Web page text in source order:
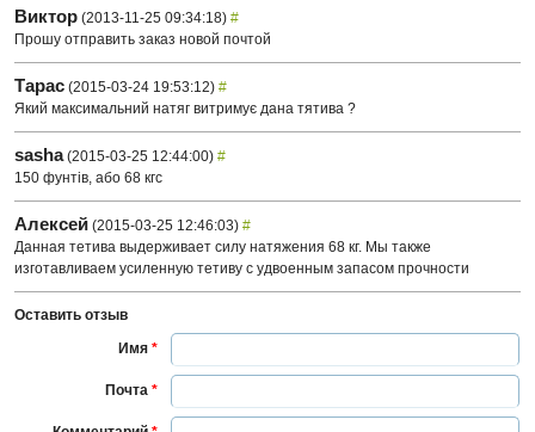
Виктор (2013-11-25 09:34:18) #
Прошу отправить заказ новой почтой
Тарас (2015-03-24 19:53:12) #
Який максимальний натяг витримує дана тятива ?
sasha (2015-03-25 12:44:00) #
150 фунтів, або 68 кгс
Алексей (2015-03-25 12:46:03) #
Данная тетива выдерживает силу натяжения 68 кг. Мы также
изготавливаем усиленную тетиву с удвоенным запасом прочности
Оставить отзыв
Имя *
Почта *